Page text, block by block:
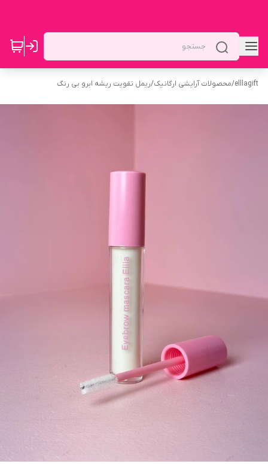
elllagift
/محصولات آرایشی ارگانیک/ریمل تقویت ریشه ابرو بی رنگ